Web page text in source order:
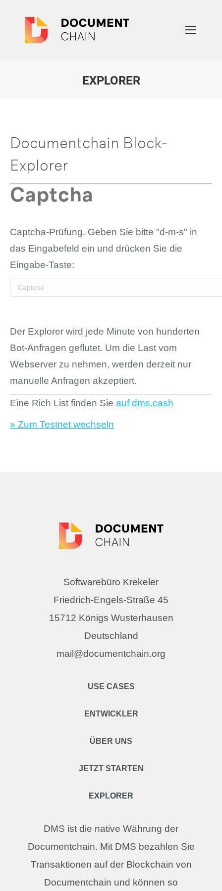
EXPLORER
Documentchain Block-
Explorer
Captcha
Captcha-Prüfung. Geben Sie bitte "d-m-s" in
das Eingabefeld ein und drücken Sie die
Eingabe-Taste:
Der Explorer wird jede Minute von hunderten
Bot-Anfragen geflutet. Um die Last vom
Webserver zu nehmen, werden derzeit nur
manuelle Anfragen akzeptiert.
Eine Rich List finden Sie auf dms.cash
» Zum Testnet wechseln
Softwarebüro Krekeler
Friedrich-Engels-Straße 45
15712 Königs Wusterhausen
Deutschland
mail@documentchain.org
USE CASES
ENTWICKLER
ÜBER UNS
JETZT STARTEN
EXPLORER
DMS ist die native Währung der
Documentchain. Mit DMS bezahlen Sie
Transaktionen auf der Blockchain von
Documentchain und können so